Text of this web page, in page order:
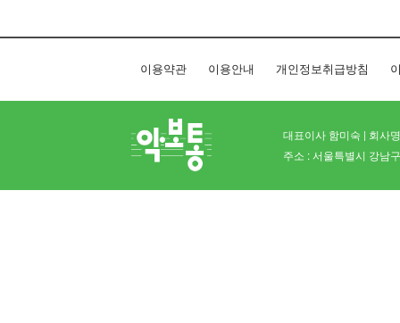
이용약관 이용안내 개인정보취급방침
대표이사 함미숙 | 회사
주소 : 서울특별시 강남